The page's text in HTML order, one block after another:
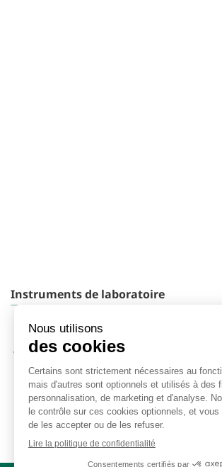
Instruments de laboratoire
Instruments de laboratoire de sécurité des
procédés
JCI Electrostatics Instruments
DEKRA Process Safety,